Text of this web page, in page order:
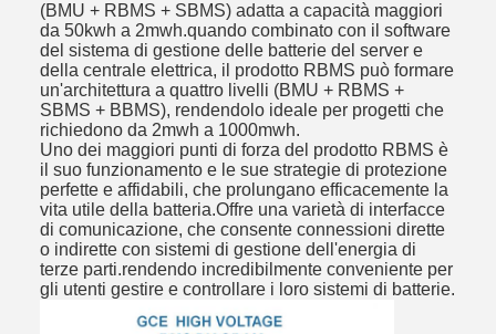
(BMU + RBMS + SBMS) adatta a capacità maggiori
da 50kwh a 2mwh.quando combinato con il software
del sistema di gestione delle batterie del server e
della centrale elettrica, il prodotto RBMS può formare
un'architettura a quattro livelli (BMU + RBMS +
SBMS + BBMS), rendendolo ideale per progetti che
richiedono da 2mwh a 1000mwh.
Uno dei maggiori punti di forza del prodotto RBMS è
il suo funzionamento e le sue strategie di protezione
perfette e affidabili, che prolungano efficacemente la
vita utile della batteria.Offre una varietà di interfacce
di comunicazione, che consente connessioni dirette
o indirette con sistemi di gestione dell'energia di
terze parti.rendendo incredibilmente conveniente per
gli utenti gestire e controllare i loro sistemi di batterie.